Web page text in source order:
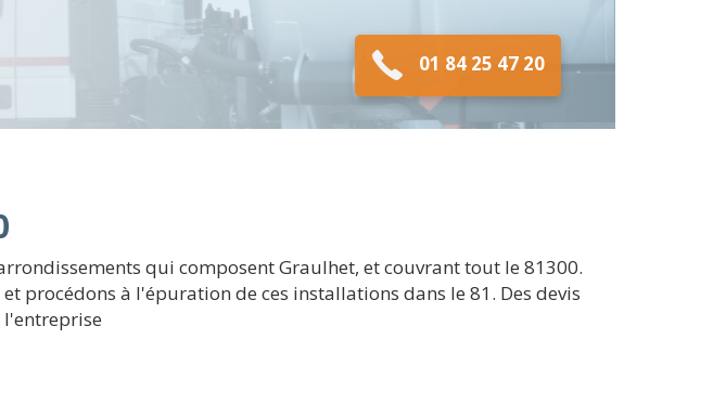
01 84 25 47 20
qui composent Graulhet, et couvrant tout le 81300.
procédons à l'épuration de ces installations dans le 81. Des devis
l'entreprise